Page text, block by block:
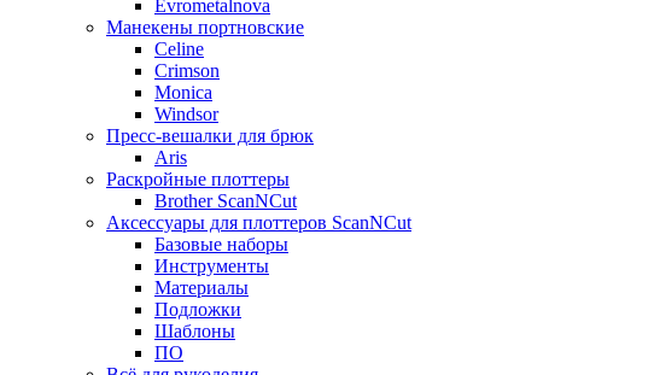
Evrometalnova
Манекены портновские
Celine
Crimson
Monica
Windsor
Пресс-вешалки для брюк
Aris
Раскройные плоттеры
Brother ScanNCut
Аксессуары для плоттеров ScanNCut
Базовые наборы
Инструменты
Материалы
Подложки
Шаблоны
ПО